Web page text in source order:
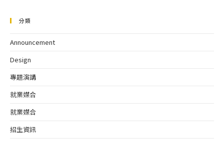
分類
Announcement
Design
專題演講
就業媒合
就業媒合
招生資訊